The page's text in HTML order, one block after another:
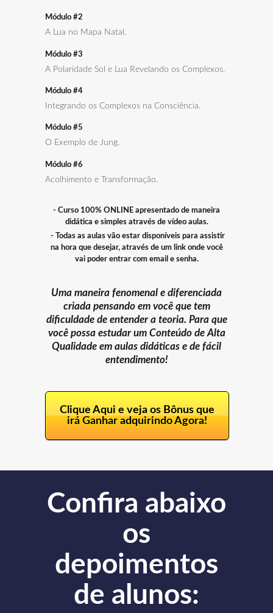
Módulo #2
A Lua no Mapa Natal.
Módulo #3
A Polaridade Sol e Lua Revelando os Complexos.
Módulo #4
Integrando os Complexos na Consciência.
Módulo #5
O Exemplo de Jung.
Módulo #6
Acolhimento e Transformação.
- Curso 100% ONLINE apresentado de maneira
didática e simples através de vídeo aulas.
- Todas as aulas vão estar disponíveis para assistir
na hora que desejar, através de um link onde você
vai poder entrar com email e senha.
Uma maneira fenomenal e diferenciada
criada pensando em você que tem
dificuldade de entender a teoria. Para que
você possa estudar um Conteúdo de Alta
Qualidade em aulas didáticas e de fácil
entendimento!
Clique Aqui e veja os Bônus que
irá Ganhar adquirindo Agora!
Confira abaixo
os
depoimentos
de alunos: